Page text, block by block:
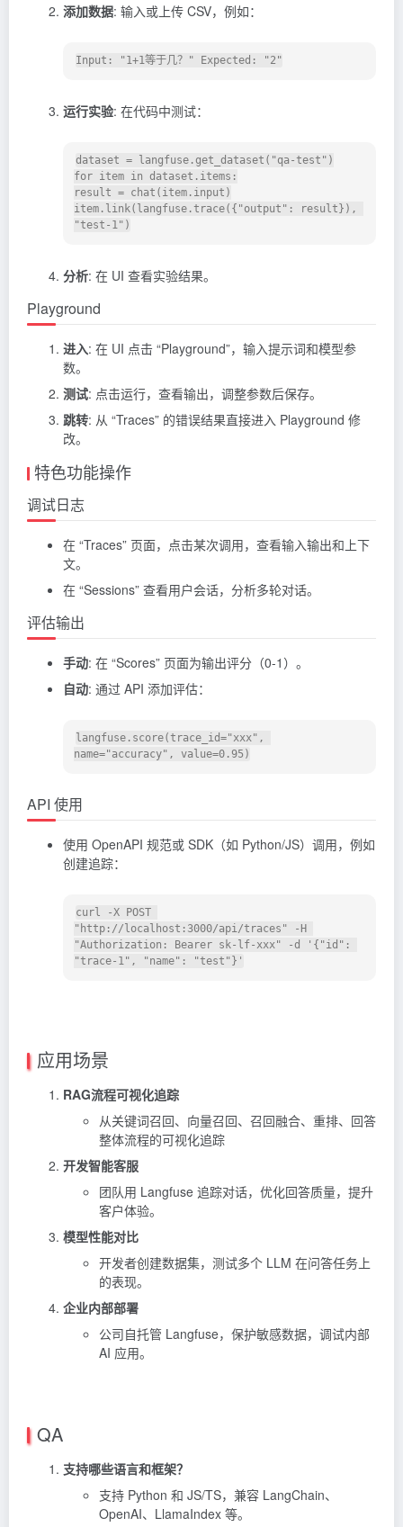
添加数据: 输入或上传 CSV，例如：
运行实验: 在代码中测试：
dataset = langfuse.get_dataset("qa-test")
for item in dataset.items:
result = chat(item.input)
item.link(langfuse.trace({"output": result}),
分析: 在 UI 查看实验结果。
Playground
进入: 在 UI 点击 “Playground”，输入提示词和模型参
数。
测试: 点击运行，查看输出，调整参数后保存。
跳转: 从 “Traces” 的错误结果直接进入 Playground 修
改。
特色功能操作
调试日志
在 “Traces” 页面，点击某次调用，查看输入输出和上下
文。
在 “Sessions” 查看用户会话，分析多轮对话。
评估输出
手动: 在 “Scores” 页面为输出评分（0-1）。
自动: 通过 API 添加评估：
langfuse.score(trace_id="xxx",
API 使用
使用 OpenAPI 规范或 SDK（如 Python/JS）调用，例如
创建追踪：
curl -X POST
"http://localhost:3000/api/traces" -H
"Authorization: Bearer sk-lf-xxx" -d '{"id":
应用场景
RAG流程可视化追踪
从关键词召回、向量召回、召回融合、重排、回答
整体流程的可视化追踪
开发智能客服
团队用 Langfuse 追踪对话，优化回答质量，提升
客户体验。
模型性能对比
开发者创建数据集，测试多个 LLM 在问答任务上
的表现。
企业内部部署
公司自托管 Langfuse，保护敏感数据，调试内部
AI 应用。
QA
支持哪些语言和框架？
支持 Python 和 JS/TS，兼容 LangChain、
OpenAI、LlamaIndex 等。